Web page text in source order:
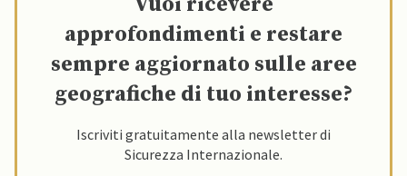
approfondimenti e restare
sempre aggiornato sulle aree
geografiche di tuo interesse?
Iscriviti gratuitamente alla newsletter di
Sicurezza Internazionale.